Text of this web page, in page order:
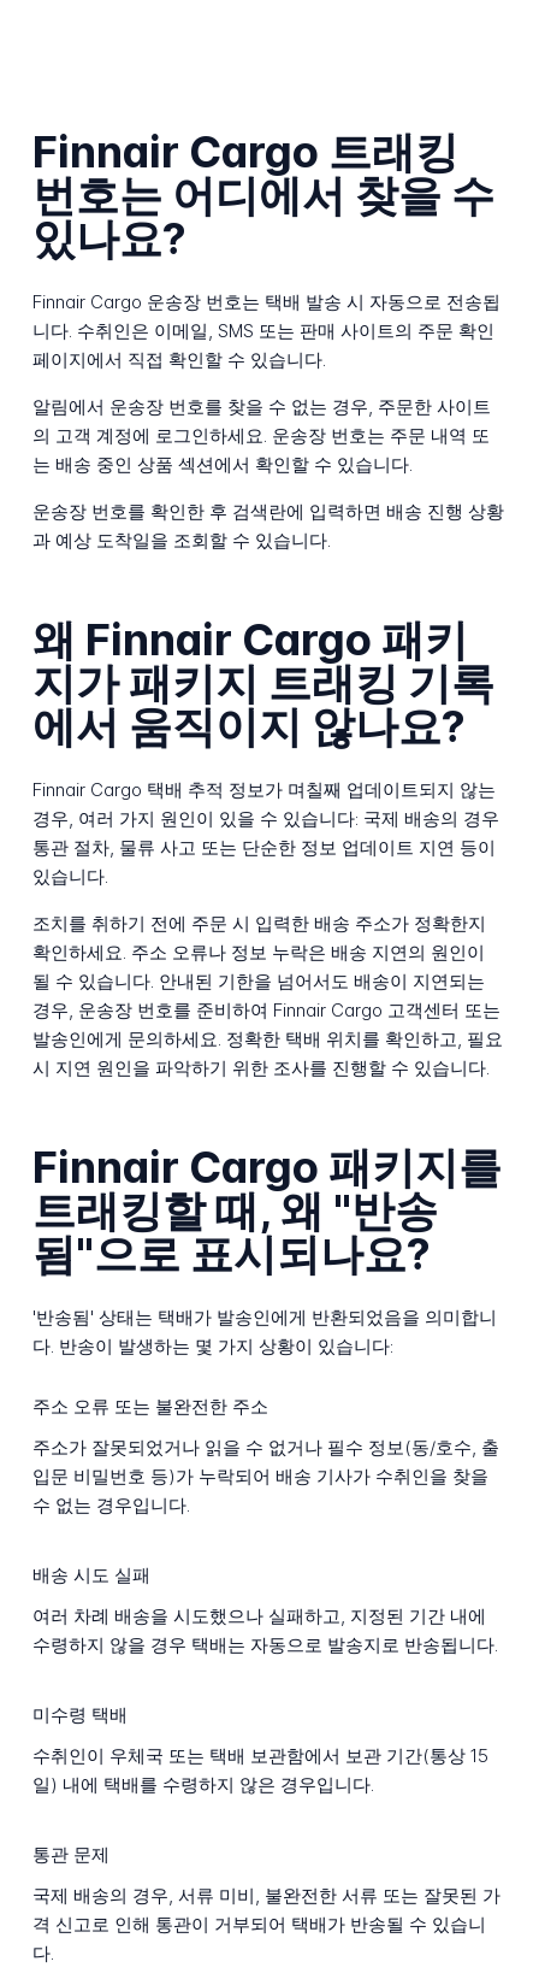
Finnair Cargo 트래킹
번호는 어디에서 찾을 수
있나요?
Finnair Cargo 운송장 번호는 택배 발송 시 자동으로 전송됩
니다. 수취인은 이메일, SMS 또는 판매 사이트의 주문 확인
페이지에서 직접 확인할 수 있습니다.
알림에서 운송장 번호를 찾을 수 없는 경우, 주문한 사이트
의 고객 계정에 로그인하세요. 운송장 번호는 주문 내역 또
는 배송 중인 상품 섹션에서 확인할 수 있습니다.
운송장 번호를 확인한 후 검색란에 입력하면 배송 진행 상황
과 예상 도착일을 조회할 수 있습니다.
왜 Finnair Cargo 패키
지가 패키지 트래킹 기록
에서 움직이지 않나요?
Finnair Cargo 택배 추적 정보가 며칠째 업데이트되지 않는
경우, 여러 가지 원인이 있을 수 있습니다: 국제 배송의 경우
통관 절차, 물류 사고 또는 단순한 정보 업데이트 지연 등이
있습니다.
조치를 취하기 전에 주문 시 입력한 배송 주소가 정확한지
확인하세요. 주소 오류나 정보 누락은 배송 지연의 원인이
될 수 있습니다. 안내된 기한을 넘어서도 배송이 지연되는
경우, 운송장 번호를 준비하여 Finnair Cargo 고객센터 또는
발송인에게 문의하세요. 정확한 택배 위치를 확인하고, 필요
시 지연 원인을 파악하기 위한 조사를 진행할 수 있습니다.
Finnair Cargo 패키지를
트래킹할 때, 왜 "반송
됨"으로 표시되나요?
'반송됨' 상태는 택배가 발송인에게 반환되었음을 의미합니
다. 반송이 발생하는 몇 가지 상황이 있습니다:
주소 오류 또는 불완전한 주소
주소가 잘못되었거나 읽을 수 없거나 필수 정보(동/호수, 출
입문 비밀번호 등)가 누락되어 배송 기사가 수취인을 찾을
수 없는 경우입니다.
배송 시도 실패
여러 차례 배송을 시도했으나 실패하고, 지정된 기간 내에
수령하지 않을 경우 택배는 자동으로 발송지로 반송됩니다.
미수령 택배
수취인이 우체국 또는 택배 보관함에서 보관 기간(통상 15
일) 내에 택배를 수령하지 않은 경우입니다.
통관 문제
국제 배송의 경우, 서류 미비, 불완전한 서류 또는 잘못된 가
격 신고로 인해 통관이 거부되어 택배가 반송될 수 있습니
다.